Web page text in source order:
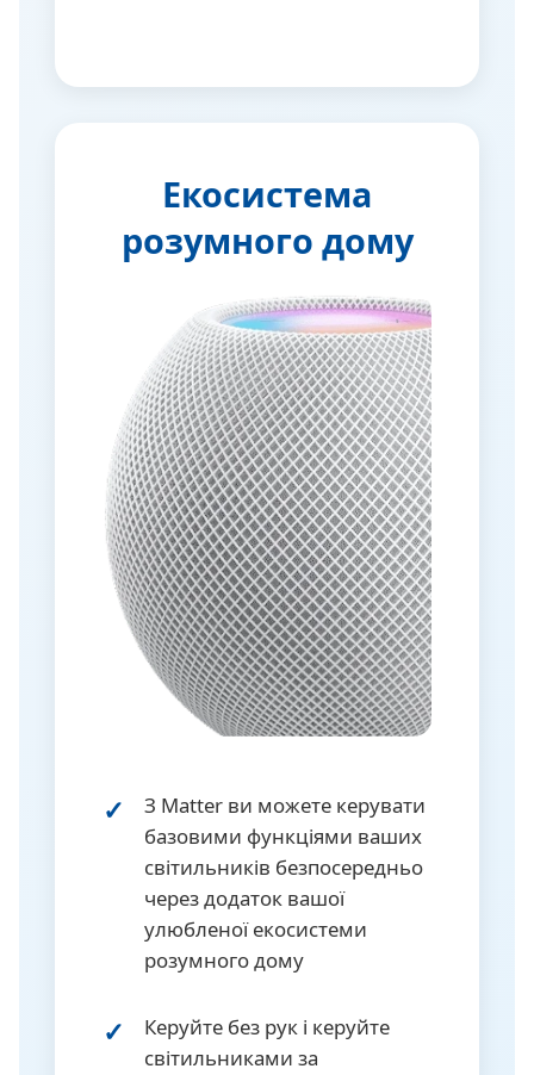
Екосистема
розумного дому
З Matter ви можете керувати
базовими функціями ваших
світильників безпосередньо
через додаток вашої
улюбленої екосистеми
розумного дому
Керуйте без рук і керуйте
світильниками за